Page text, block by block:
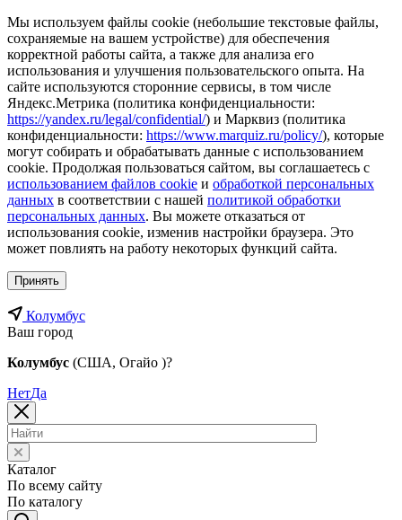
Мы используем файлы cookie (небольшие текстовые файлы,
сохраняемые на вашем устройстве) для обеспечения
корректной работы сайта, а также для анализа его
использования и улучшения пользовательского опыта. На
сайте используются сторонние сервисы, в том числе
Яндекс.Метрика (политика конфиденциальности:
https://yandex.ru/legal/confidential/) и Марквиз (политика
конфиденциальности: https://www.marquiz.ru/policy/), которые
могут собирать и обрабатывать данные с использованием
cookie. Продолжая пользоваться сайтом, вы соглашаетесь с
использованием файлов cookie и обработкой персональных
данных в соответствии с нашей политикой обработки
персональных данных. Вы можете отказаться от
использования cookie, изменив настройки браузера. Это
может повлиять на работу некоторых функций сайта.
Принять
Колумбус
Ваш город
Колумбус (США, Огайо )?
НетДа
Каталог
По всему сайту
По каталогу